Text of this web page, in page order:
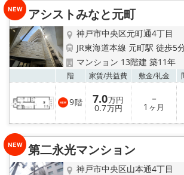
アシストみなと元町
神戸市中央区元町通4丁目
JR東海道本線 元町駅 徒歩5
マンション 13階建 築11年
階 家賃/共益費 敷金/礼金
9階 7.0万円
0.7万円
－
1 ヶ月
第二永光マンション
神戸市中央区山本通4丁目